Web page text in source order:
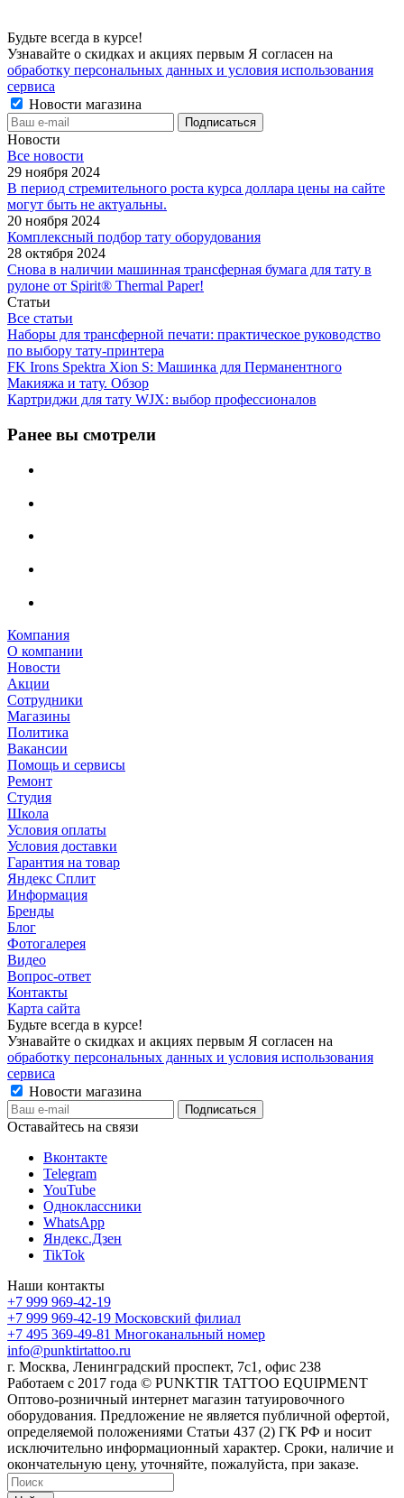
Будьте всегда в курсе!
Узнавайте о скидках и акциях первым Я согласен на
обработку персональных данных и условия использования
сервиса
Новости магазина
Новости
Все новости
29 ноября 2024
В период стремительного роста курса доллара цены на сайте
могут быть не актуальны.
20 ноября 2024
Комплексный подбор тату оборудования
28 октября 2024
Снова в наличии машинная трансферная бумага для тату в
рулоне от Spirit® Thermal Paper!
Статьи
Все статьи
Наборы для трансферной печати: практическое руководство
по выбору тату‑принтера
FK Irons Spektra Xion S: Машинка для Перманентного
Макияжа и тату. Обзор
Картриджи для тату WJX: выбор профессионалов
Ранее вы смотрели
Компания
О компании
Новости
Акции
Сотрудники
Магазины
Политика
Вакансии
Помощь и сервисы
Ремонт
Студия
Школа
Условия оплаты
Условия доставки
Гарантия на товар
Яндекс Сплит
Информация
Бренды
Блог
Фотогалерея
Видео
Вопрос-ответ
Контакты
Карта сайта
Будьте всегда в курсе!
Узнавайте о скидках и акциях первым Я согласен на
обработку персональных данных и условия использования
сервиса
Новости магазина
Оставайтесь на связи
Вконтакте
Telegram
YouTube
Одноклассники
WhatsApp
Яндекс.Дзен
TikTok
Наши контакты
+7 999 969-42-19
+7 999 969-42-19 Московский филиал
+7 495 369-49-81 Многоканальный номер
info@punktirtattoo.ru
г. Москва, Ленинградский проспект, 7с1, офис 238
Работаем с 2017 года © PUNKTIR TATTOO EQUIPMENT
Оптово-розничный интернет магазин татуировочного
оборудования. Предложение не является публичной офертой,
определяемой положениями Статьи 437 (2) ГК РФ и носит
исключительно информационный характер. Сроки, наличие и
окончательную цену, уточняйте, пожалуйста, при заказе.